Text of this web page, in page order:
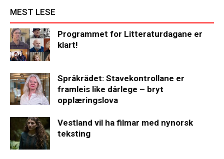
MEST LESE
Programmet for Litteraturdagane er
klart!
Språkrådet: Stavekontrollane er
framleis like dårlege – bryt
opplæringslova
Vestland vil ha filmar med nynorsk
teksting